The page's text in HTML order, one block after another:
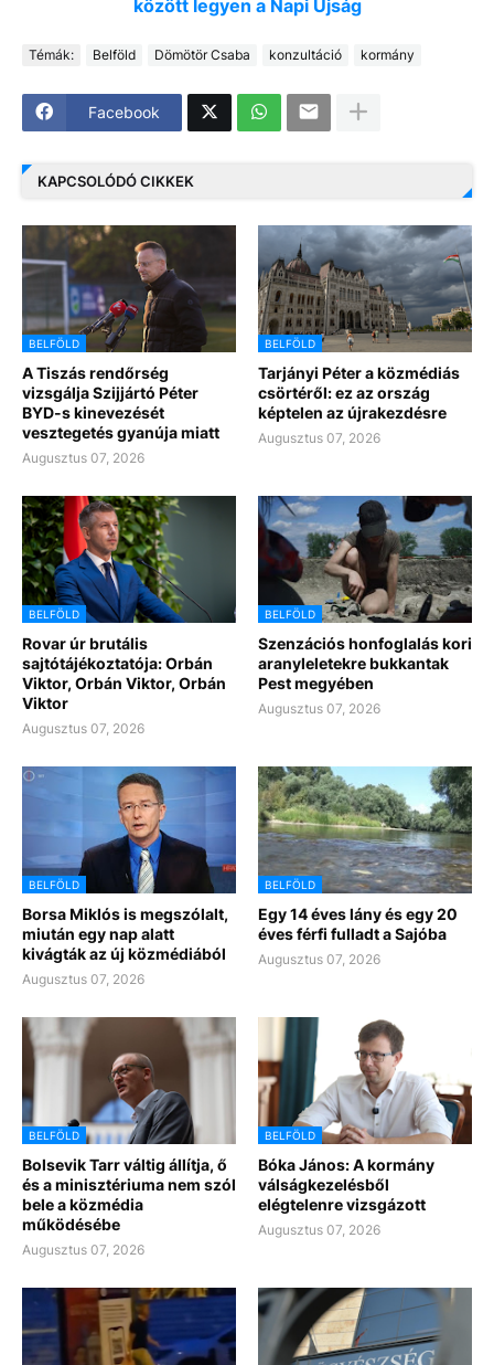
között legyen a Napi Újság
Témák: Belföld Dömötör Csaba konzultáció kormány
Facebook
KAPCSOLÓDÓ CIKKEK
BELFÖLD
A Tiszás rendőrség
vizsgálja Szijjártó Péter
BYD-s kinevezését
vesztegetés gyanúja miatt
Augusztus 07, 2026
BELFÖLD
Tarjányi Péter a közmédiás
csörtéről: ez az ország
képtelen az újrakezdésre
Augusztus 07, 2026
BELFÖLD
Rovar úr brutális
sajtótájékoztatója: Orbán
Viktor, Orbán Viktor, Orbán
Viktor
Augusztus 07, 2026
BELFÖLD
Szenzációs honfoglalás kori
aranyleletekre bukkantak
Pest megyében
Augusztus 07, 2026
BELFÖLD
Borsa Miklós is megszólalt,
miután egy nap alatt
kivágták az új közmédiából
Augusztus 07, 2026
BELFÖLD
Egy 14 éves lány és egy 20
éves férfi fulladt a Sajóba
Augusztus 07, 2026
BELFÖLD
Bolsevik Tarr váltig állítja, ő
és a minisztériuma nem szól
bele a közmédia
működésébe
Augusztus 07, 2026
BELFÖLD
Bóka János: A kormány
válságkezelésből
elégtelenre vizsgázott
Augusztus 07, 2026